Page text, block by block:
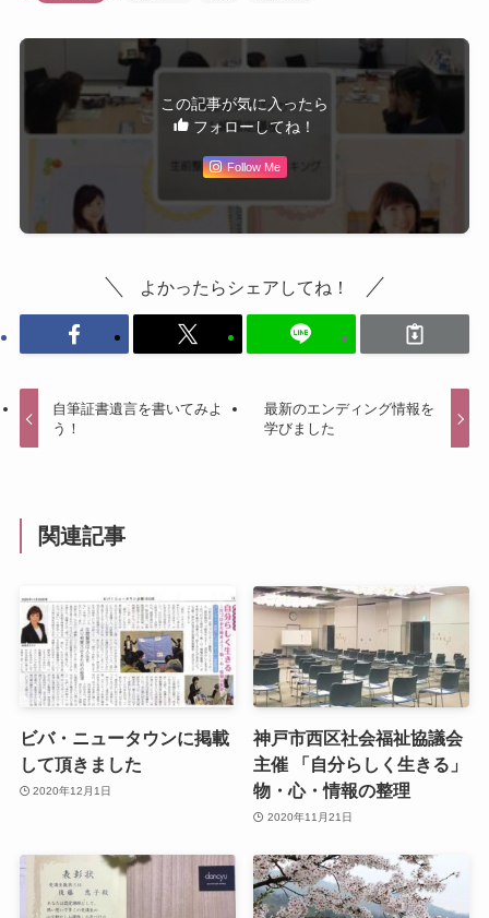
この記事が気に入ったら
フォローしてね！
Follow Me
よかったらシェアしてね！
自筆証書遺言を書いてみよ
う！
最新のエンディング情報を
学びました
関連記事
ビバ・ニュータウンに掲載
して頂きました
2020年12月1日
神戸市西区社会福祉協議会
主催 「自分らしく生きる」
物・心・情報の整理
2020年11月21日